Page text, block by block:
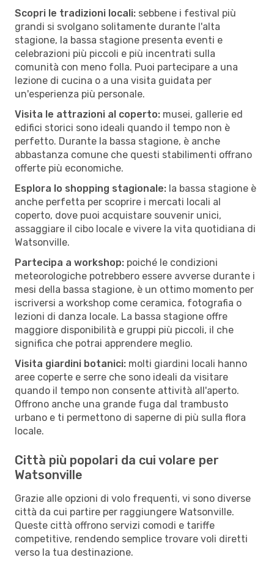
Scopri le tradizioni locali: sebbene i festival più
grandi si svolgano solitamente durante l'alta
stagione, la bassa stagione presenta eventi e
celebrazioni più piccoli e più incentrati sulla
comunità con meno folla. Puoi partecipare a una
lezione di cucina o a una visita guidata per
un'esperienza più personale.
Visita le attrazioni al coperto: musei, gallerie ed
edifici storici sono ideali quando il tempo non è
perfetto. Durante la bassa stagione, è anche
abbastanza comune che questi stabilimenti offrano
offerte più economiche.
Esplora lo shopping stagionale: la bassa stagione è
anche perfetta per scoprire i mercati locali al
coperto, dove puoi acquistare souvenir unici,
assaggiare il cibo locale e vivere la vita quotidiana di
Watsonville.
Partecipa a workshop: poiché le condizioni
meteorologiche potrebbero essere avverse durante i
mesi della bassa stagione, è un ottimo momento per
iscriversi a workshop come ceramica, fotografia o
lezioni di danza locale. La bassa stagione offre
maggiore disponibilità e gruppi più piccoli, il che
significa che potrai apprendere meglio.
Visita giardini botanici: molti giardini locali hanno
aree coperte e serre che sono ideali da visitare
quando il tempo non consente attività all'aperto.
Offrono anche una grande fuga dal trambusto
urbano e ti permettono di saperne di più sulla flora
locale.
Città più popolari da cui volare per
Watsonville
Grazie alle opzioni di volo frequenti, vi sono diverse
città da cui partire per raggiungere Watsonville.
Queste città offrono servizi comodi e tariffe
competitive, rendendo semplice trovare voli diretti
verso la tua destinazione.